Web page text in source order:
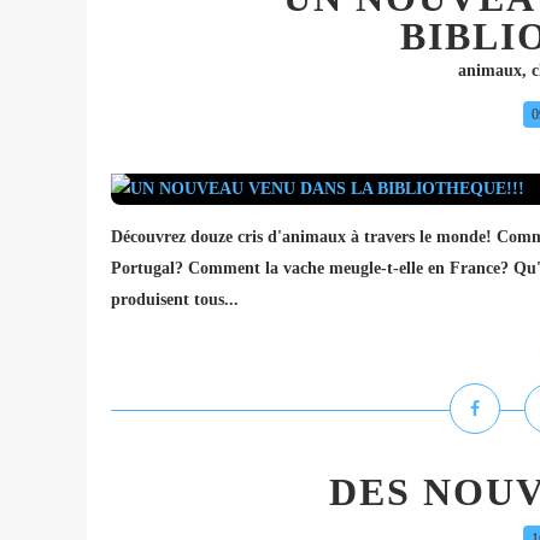
animaux,
Découvrez douze cris d'animaux à travers le monde!
Portugal? Comment la vache meugle-t-elle en France?
produisent tous...
DES